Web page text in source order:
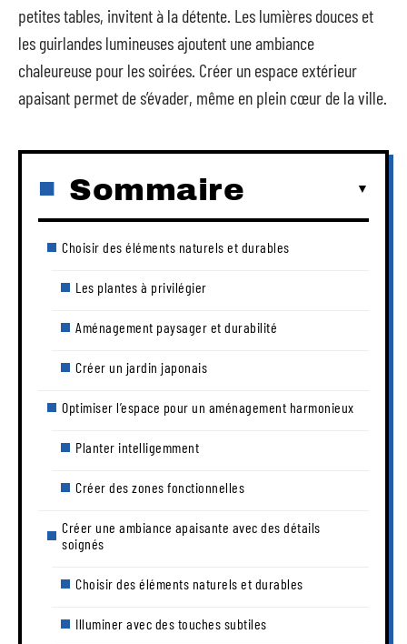
petites tables, invitent à la détente. Les lumières douces et
les guirlandes lumineuses ajoutent une ambiance
chaleureuse pour les soirées. Créer un espace extérieur
apaisant permet de s’évader, même en plein cœur de la ville.
Sommaire
Choisir des éléments naturels et durables
Les plantes à privilégier
Aménagement paysager et durabilité
Créer un jardin japonais
Optimiser l’espace pour un aménagement harmonieux
Planter intelligemment
Créer des zones fonctionnelles
Créer une ambiance apaisante avec des détails
soignés
Choisir des éléments naturels et durables
Illuminer avec des touches subtiles